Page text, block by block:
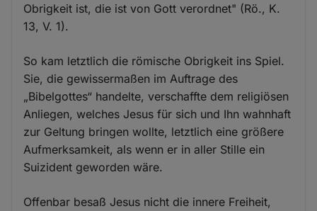
Obrigkeit ist, die ist von Gott verordnet" (Rö., K.
13, V. 1).
So kam letztlich die römische Obrigkeit ins Spiel.
Sie, die gewissermaßen im Auftrage des
„Bibelgottes“ handelte, verschaffte dem religiösen
Anliegen, welches Jesus für sich und Ihn wahnhaft
zur Geltung bringen wollte, letztlich eine größere
Aufmerksamkeit, als wenn er in aller Stille ein
Suizident geworden wäre.
Offenbar besaß Jesus nicht die innere Freiheit,